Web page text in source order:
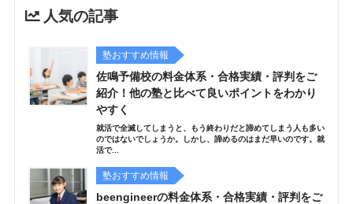
人気の記事
塾おすすめ情報
佐鳴予備校の料金体系・合格実績・評判をご
紹介！他の塾と比べて良いポイントをわかり
やすく
就活で全滅してしまうと、もう終わりだと諦めてしまう人も多い
のではないでしょうか。しかし、諦めるのはまだ早いのです。就
活で...
塾おすすめ情報
beengineerの料金体系・合格実績・評判をご